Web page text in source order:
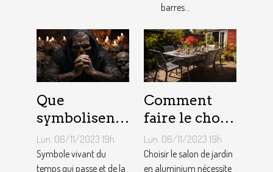
barres...
Que
symbolisent
les Tatouages
Têtes de
Lun. 06/11/2023 19h
Symbole vivant du
temps qui passe et de la
Comment
faire le choix
d’un salon de
jardin en
Lun. 06/11/2023 19h
Choisir le salon de jardin
en aluminium nécessite